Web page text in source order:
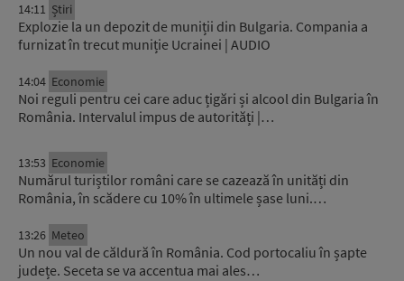
14:11 Știri
Explozie la un depozit de muniții din Bulgaria. Compania a
furnizat în trecut muniție Ucrainei | AUDIO
14:04 Economie
Noi reguli pentru cei care aduc țigări și alcool din Bulgaria în
România. Intervalul impus de autorități |…
13:53 Economie
Numărul turiștilor români care se cazează în unități din
România, în scădere cu 10% în ultimele șase luni.…
13:26 Meteo
Un nou val de căldură în România. Cod portocaliu în șapte
județe. Seceta se va accentua mai ales…